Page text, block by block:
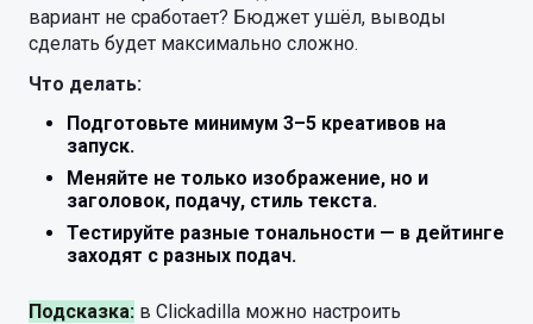
вариант не сработает? Бюджет ушёл, выводы
сделать будет максимально сложно.
Что делать:
Подготовьте минимум 3–5 креативов на
запуск.
Меняйте не только изображение, но и
заголовок, подачу, стиль текста.
Тестируйте разные тональности — в дейтинге
заходят с разных подач.
Подсказка: в Clickadilla можно настроить